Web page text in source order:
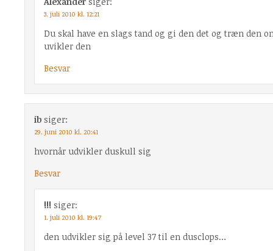
3. juli 2010 kl. 12:21
Du skal have en slags tand og gi den det og træn den
uvikler den
Besvar
ib siger:
29. juni 2010 kl. 20:41
hvornår udvikler duskull sig
Besvar
!!! siger:
1. juli 2010 kl. 19:47
den udvikler sig på level 37 til en dusclops…